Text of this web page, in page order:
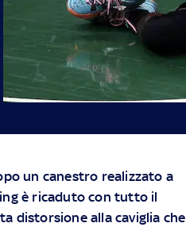
un canestro realizzato a
è ricaduto con tutto il
distorsione alla caviglia che